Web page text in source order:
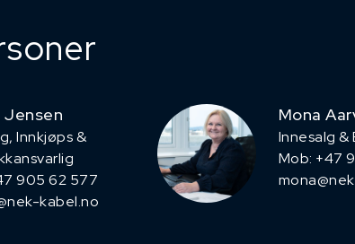
Jensen
​Innkjøps &
905 62 577
kabel.no
Mona
Innesalg &
Mob: +47